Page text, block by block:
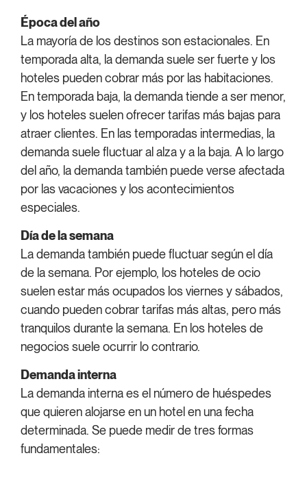
Época del año
La mayoría de los destinos son estacionales. En
temporada alta, la demanda suele ser fuerte y los
hoteles pueden cobrar más por las habitaciones.
En temporada baja, la demanda tiende a ser menor,
y los hoteles suelen ofrecer tarifas más bajas para
atraer clientes. En las temporadas intermedias, la
demanda suele fluctuar al alza y a la baja. A lo largo
del año, la demanda también puede verse afectada
por las vacaciones y los acontecimientos
especiales.
Día de la semana
La demanda también puede fluctuar según el día
de la semana. Por ejemplo, los hoteles de ocio
suelen estar más ocupados los viernes y sábados,
cuando pueden cobrar tarifas más altas, pero más
tranquilos durante la semana. En los hoteles de
negocios suele ocurrir lo contrario.
Demanda interna
La demanda interna es el número de huéspedes
que quieren alojarse en un hotel en una fecha
determinada. Se puede medir de tres formas
fundamentales: